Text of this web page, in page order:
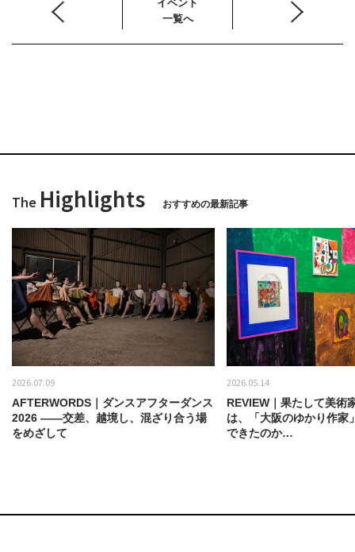
イベント
一覧へ
The Highlights おすすめの最新記事
2026.07.09
AFTERWORDS｜ダンスアフターダンス
2026 ——交差、越境し、混ざり合う場
をめざして
2026.05.14
REVIEW｜果たして美術
は、「大阪のゆかり作家
できたのか…